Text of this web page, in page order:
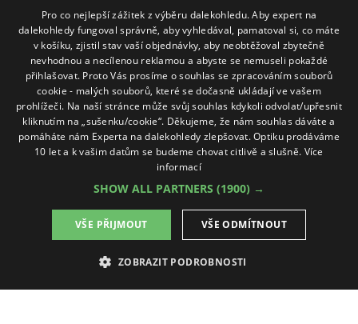
Dalekohledy Spektivy Dálkoměry Příslušenství Naše značky
Sledujte nás na sociálních sítích
ExpertNaDalekohledy
Pro co nejlepší zážitek z výběru dalekohledu. Aby expert na
dalekohledy fungoval správně, aby vyhledával, pamatoval si, co máte
v košíku, zjistil stav vaší objednávky, aby neobtěžoval zbytečně
nevhodnou a necílenou reklamou a abyste se nemuseli pokaždé
přihlašovat. Proto Vás prosíme o souhlas se zpracováním souborů
cookie - malých souborů, které se dočasně ukládají ve vašem
prohlížeči. Na naší stránce může svůj souhlas kdykoli odvolat/upřesnit
kliknutím na „sušenku/cookie“. Děkujeme, že nám souhlas dáváte a
pomáháte nám Experta na dalekohledy zlepšovat. Optiku prodáváme
10 let a k vašim datům se budeme chovat citlivě a slušně. Více
informací
SHOW ALL PARTNERS (1900) →
VŠE PŘIJMOUT VŠE ODMÍTNOUT
ZOBRAZIT PODROBNOSTI